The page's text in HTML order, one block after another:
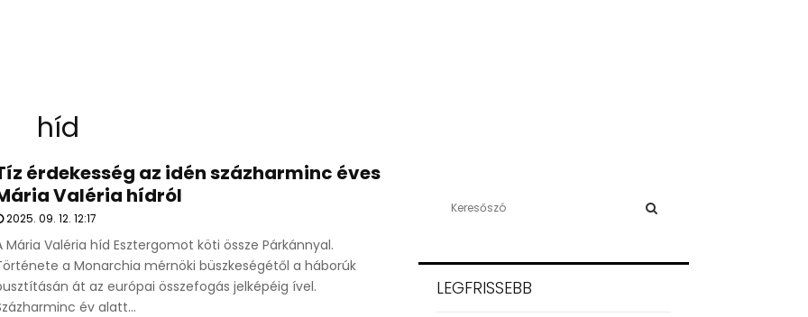
híd
érdekesség az idén százharminc éves
Valéria hídról
2025. 09. 12. 12:17
Mária Valéria híd Esztergomot köti össze Párkánnyal.
a Monarchia mérnöki büszkeségétől a háborúk
át az európai összefogás jelképéig ível.
év alatt...
h
LEGFRISSEBB